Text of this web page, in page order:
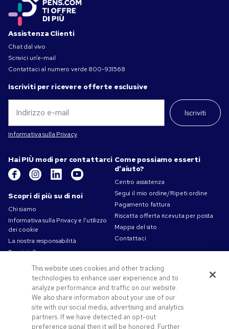
Assistenza Clienti
Chat dal vivo
Scrivici un’e-mail
Contattaci al numero verde 800-931568
Iscriviti per ricevere offerte esclusive
Iscriviti
Informativa sulla Privacy
Hai PIÙ modi per contattarci
Scopri di più su di noi
Chi siamo
Informativa sulla Privacy e l'utilizzo
dei cookie
La nostra responsabilità
Termini d'uso
Condizioni di Vendita
Lavorare in Pens.com
Offerte e risorse
Codici promozionali e coupon
Gadget personalizzati
Come possiamo esserti
d’aiuto?
Centro assistenza
Segui il mio ordine/Ripeti ordine
Pagamento fattura
Riscatta offerta ricevuta per posta
Mappa del sito
Contattaci
This website uses cookies and other tracking
technologies to enhance user experience and to
analyze performance and traffic on our website.
We also share information about your use of our
site with our social media, advertising and analytics
partners. If we have detected an opt-out
preference signal then it will be honored. Further